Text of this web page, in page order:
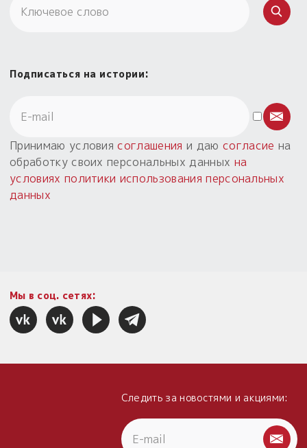
Подписаться на истории:
Принимаю условиясоглашения и даю согласие на
обработку своих персональных данных на
условиях политики использования персональных
данных
Мы в соц. сетях:
Следить за новостями и акциями: